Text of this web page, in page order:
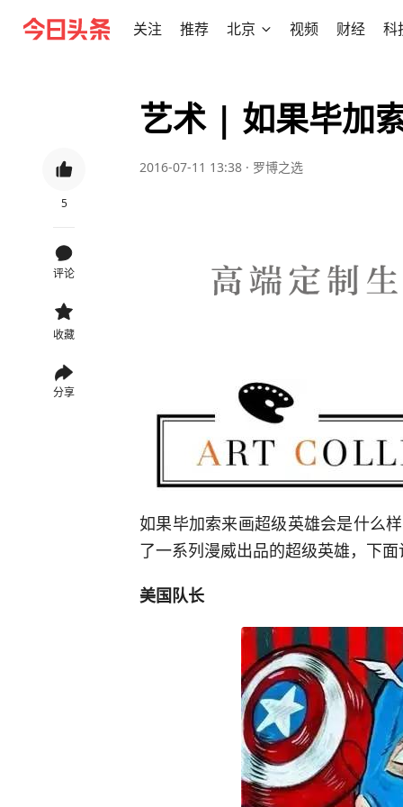
关注 推荐 北京 视频 财经 科
5
评论
收藏
分享
艺术 | 如果毕加
2016-07-11 13:38 · 罗博之选
如果毕加索来画超级英雄会是什么
了一系列漫威出品的超级英雄，下
美国队长